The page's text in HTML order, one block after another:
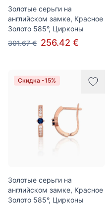
Золотые серьги на
английском замке, Красное
Золото 585°, Цирконы
301.67 € 256.42 €
Скидка -15%
Золотые серьги на
английском замке, Красное
Золото 585°, Цирконы